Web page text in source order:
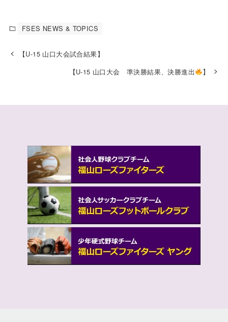
FSES NEWS & TOPICS
【U-15 山口大会試合結果】
【U-15 山口大会 準決勝結果、決勝進出
】